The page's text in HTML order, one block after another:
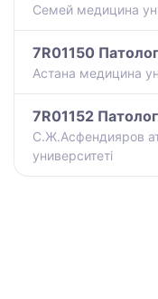
Семей медицина
7R01150
Астана медицина
7R01152
С.Ж.Асфендияров
университеті